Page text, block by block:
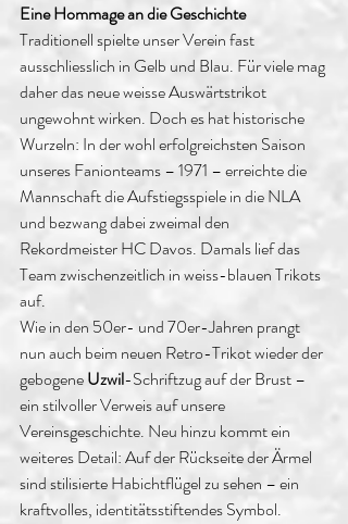
Eine Hommage an die Geschichte
Traditionell spielte unser Verein fast
ausschliesslich in Gelb und Blau. Für viele mag
daher das neue weisse Auswärtstrikot
ungewohnt wirken. Doch es hat historische
Wurzeln: In der wohl erfolgreichsten Saison
unseres Fanionteams – 1971 – erreichte die
Mannschaft die Aufstiegsspiele in die NLA
und bezwang dabei zweimal den
Rekordmeister HC Davos. Damals lief das
Team zwischenzeitlich in weiss-blauen Trikots
auf.
Wie in den 50er- und 70er-Jahren prangt
nun auch beim neuen Retro-Trikot wieder der
gebogene Uzwil-Schriftzug auf der Brust –
ein stilvoller Verweis auf unsere
Vereinsgeschichte. Neu hinzu kommt ein
weiteres Detail: Auf der Rückseite der Ärmel
sind stilisierte Habichtflügel zu sehen – ein
kraftvolles, identitätsstiftendes Symbol.